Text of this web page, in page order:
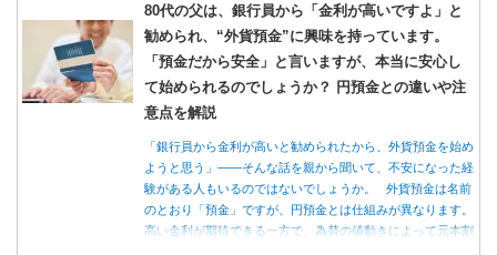
80代の父は、銀行員から「金利が高いですよ」と
勧められ、“外貨預金”に興味を持っています。
「預金だから安全」と言いますが、本当に安心し
て始められるのでしょうか？ 円預金との違いや注
意点を解説
「銀行員から金利が高いと勧められたから、外貨預金を始め
ようと思う」――そんな話を親から聞いて、不安になった経
験がある人もいるのではないでしょうか。 外貨預金は名前
のとおり「預金」ですが、円預金とは仕組みが異なります。
高い金利が期待できる一方で、為替の値動きによって元本割